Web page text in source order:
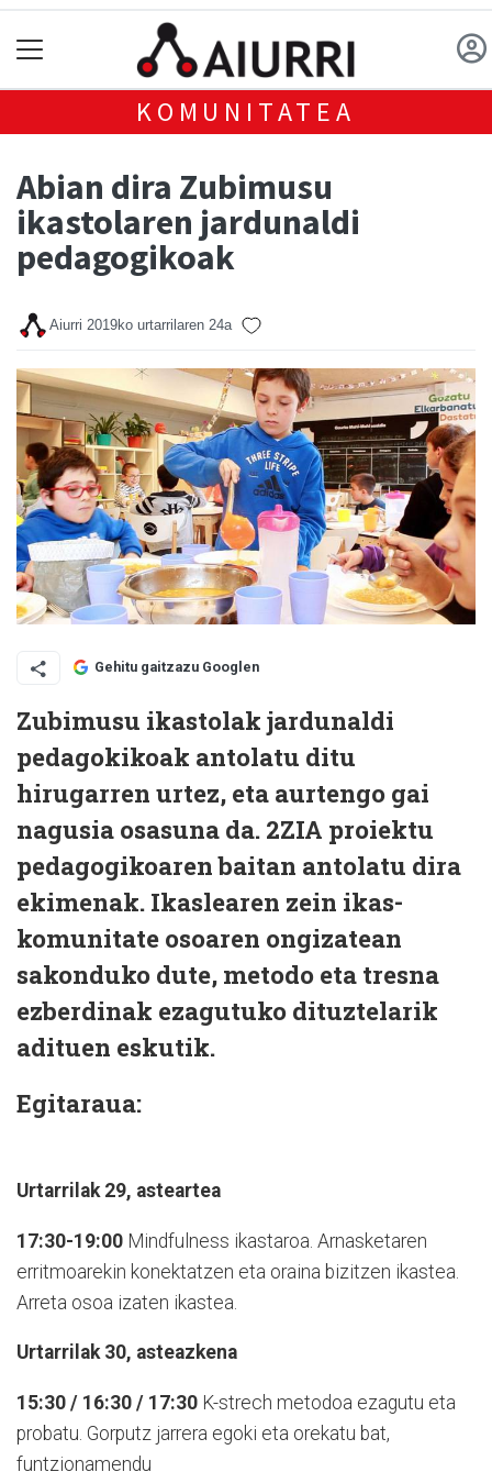
KOMUNITATEA
Abian dira Zubimusu
ikastolaren jardunaldi
pedagogikoak
Aiurri 2019ko urtarrilaren 24a
Gehitu gaitzazu Googlen
Zubimusu ikastolak jardunaldi
pedagokikoak antolatu ditu
hirugarren urtez, eta aurtengo gai
nagusia osasuna da. 2ZIA proiektu
pedagogikoaren baitan antolatu dira
ekimenak. Ikaslearen zein ikas-
komunitate osoaren ongizatean
sakonduko dute, metodo eta tresna
ezberdinak ezagutuko dituztelarik
adituen eskutik.
Egitaraua:
Urtarrilak 29, asteartea
17:30-19:00 Mindfulness ikastaroa. Arnasketaren
erritmoarekin konektatzen eta oraina bizitzen ikastea.
Arreta osoa izaten ikastea.
Urtarrilak 30, asteazkena
15:30 / 16:30 / 17:30 K-strech metodoa ezagutu eta
probatu. Gorputz jarrera egoki eta orekatu bat,
funtzionamendu